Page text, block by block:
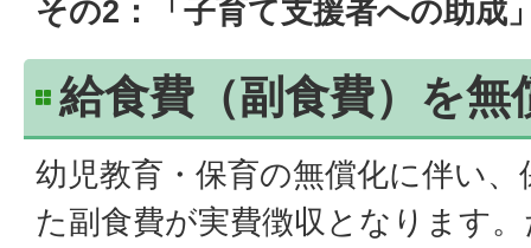
その2：「子育て支援者への助成
給食費（副食費）を無
幼児教育・保育の無償化に伴い
た副食費が実費徴収となります